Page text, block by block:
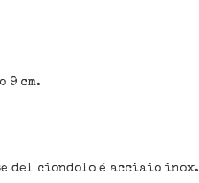
cm.
del ciondolo é acciaio inox.